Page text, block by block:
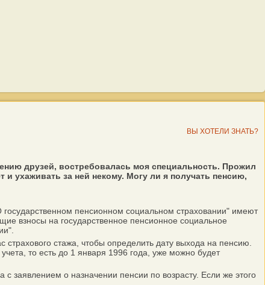
ВЫ ХОТЕЛИ ЗНАТЬ?
друзей, востребовалась моя специальность. Прожил
ухаживать за ней некому. Могу ли я получать пенсию,
пенсионном социальном страховании" имеют
взносы на государственное пенсионное социальное
стажа, чтобы определить дату выхода на пенсию.
то есть до 1 января 1996 года, уже можно будет
заявлением о назначении пенсии по возрасту. Если же этого